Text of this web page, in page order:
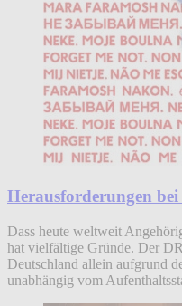
Herausforderungen bei
Dass heute weltweit
hat vielfältige Gründe. Der
Deutschland allein aufgrund
unabhängig vom